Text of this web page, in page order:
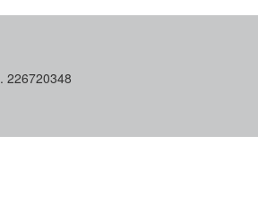
226720348